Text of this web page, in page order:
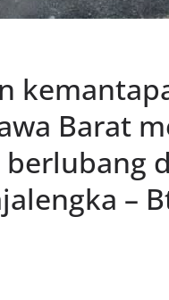
Barat
–